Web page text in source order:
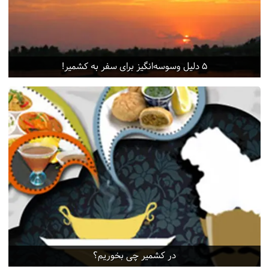
5 دلیل وسوسه‌انگیز برای سفر به کشمیر!
در کشمیر چی بخوریم؟